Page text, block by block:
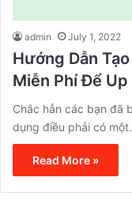
admin July 1, 2022
Hướng Dẫn
Miễn Phí Để
Chắc hẳn các bạn đã
dụng điều phải có
Read More »